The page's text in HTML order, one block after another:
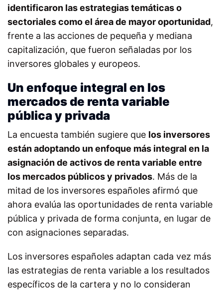
identificaron las estrategias temáticas o
sectoriales como el área de mayor oportunidad,
frente a las acciones de pequeña y mediana
capitalización, que fueron señaladas por los
inversores globales y europeos.
Un enfoque integral en los
mercados de renta variable
pública y privada
La encuesta también sugiere que los inversores
están adoptando un enfoque más integral en la
asignación de activos de renta variable entre
los mercados públicos y privados. Más de la
mitad de los inversores españoles afirmó que
ahora evalúa las oportunidades de renta variable
pública y privada de forma conjunta, en lugar de
con asignaciones separadas.
Los inversores españoles adaptan cada vez más
las estrategias de renta variable a los resultados
específicos de la cartera y no lo consideran